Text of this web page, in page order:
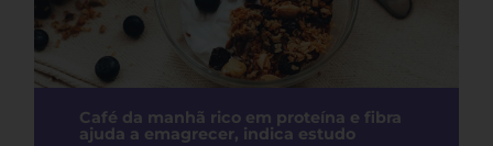
Café da manhã rico em proteína e fibra
ajuda a emagrecer, indica estudo